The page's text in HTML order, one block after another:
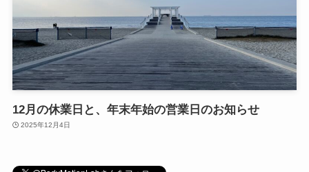
12月の休業日と、年末年始の営業日のお知らせ
2025年12月4日